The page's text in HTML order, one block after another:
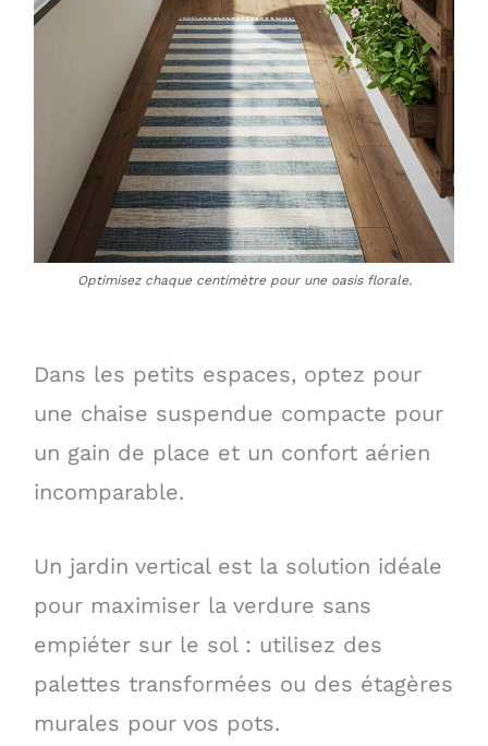
Optimisez chaque centimètre pour une oasis florale.
Dans les petits espaces, optez pour
une chaise suspendue compacte pour
un gain de place et un confort aérien
incomparable.
Un jardin vertical est la solution idéale
pour maximiser la verdure sans
empiéter sur le sol : utilisez des
palettes transformées ou des étagères
murales pour vos pots.